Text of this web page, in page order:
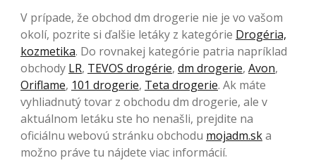
V prípade, že obchod dm drogerie nie je vo vašom
okolí, pozrite si ďalšie letáky z kategórie Drogéria,
kozmetika. Do rovnakej kategórie patria napríklad
obchody LR, TEVOS drogérie, dm drogerie, Avon,
Oriflame, 101 drogerie, Teta drogerie. Ak máte
vyhliadnutý tovar z obchodu dm drogerie, ale v
aktuálnom letáku ste ho nenašli, prejdite na
oficiálnu webovú stránku obchodu mojadm.ska
možno práve tu nájdete viac informácií.